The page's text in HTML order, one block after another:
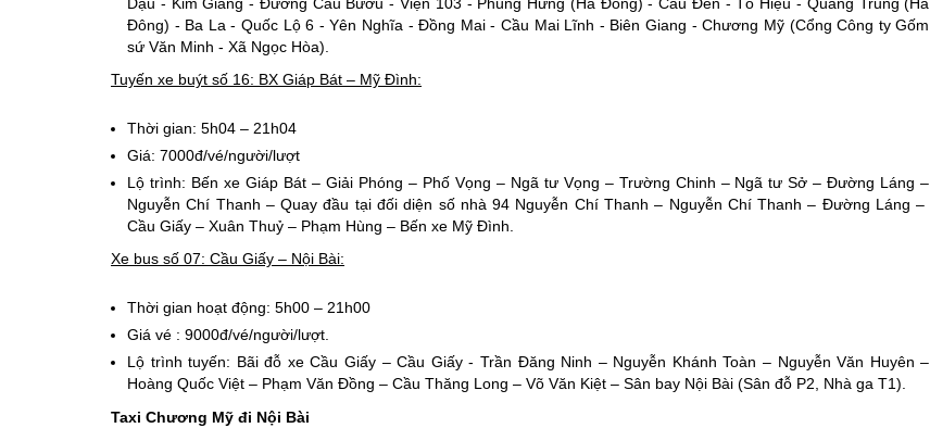
Dậu - Kim Giang - Đường Cầu Bươu - Viện 103 - Phùng Hưng (Hà Đông) - Cầu Đen - Tô Hiệu - Quang Trung (Hà
Đông) - Ba La - Quốc Lộ 6 - Yên Nghĩa - Đồng Mai - Cầu Mai Lĩnh - Biên Giang - Chương Mỹ (Cổng Công ty Gốm
sứ Văn Minh - Xã Ngọc Hòa).
Tuyến xe buýt số 16: BX Giáp Bát – Mỹ Đình:
Thời gian: 5h04 – 21h04
Giá: 7000đ/vé/người/lượt
Lộ trình: Bến xe Giáp Bát – Giải Phóng – Phố Vọng – Ngã tư Vọng – Trường Chinh – Ngã tư Sở – Đường Láng –
Nguyễn Chí Thanh – Quay đầu tại đối diện số nhà 94 Nguyễn Chí Thanh – Nguyễn Chí Thanh – Đường Láng –
Cầu Giấy – Xuân Thuỷ – Phạm Hùng – Bến xe Mỹ Đình.
Xe bus số 07: Cầu Giấy – Nội Bài:
Thời gian hoạt động: 5h00 – 21h00
Giá vé : 9000đ/vé/người/lượt.
Lộ trình tuyến: Bãi đỗ xe Cầu Giấy – Cầu Giấy - Trần Đăng Ninh – Nguyễn Khánh Toàn – Nguyễn Văn Huyên –
Hoàng Quốc Việt – Phạm Văn Đồng – Cầu Thăng Long – Võ Văn Kiệt – Sân bay Nội Bài (Sân đỗ P2, Nhà ga T1).
Taxi Chương Mỹ đi Nội Bài